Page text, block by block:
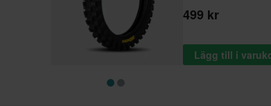
499 kr
Lägg till i